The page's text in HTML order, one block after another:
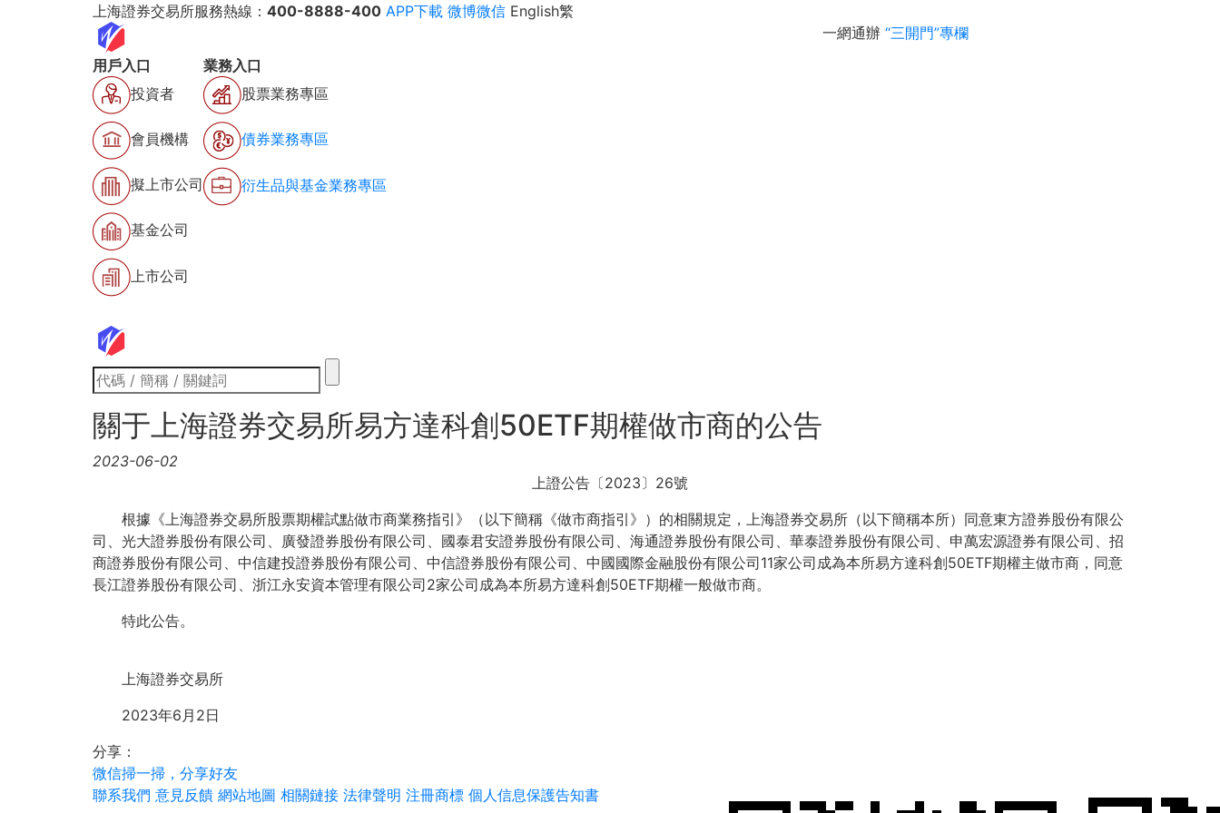
上海證券交易所服務熱線： 400-8888-400 APP下載 微博微信 English繁
一網通辦“三開門”專欄
用戶入口
投資者
會員機構
擬上市公司
基金公司
上市公司
業務入口
股票業務專區
債券業務專區
衍生品與基金業務專區
關于上海證券交易所易方達科創50ETF期權做市商的公告
2023-06-02
上證公告〔2023〕26號
根據《上海證券交易所股票期權試點做市商業務指引》（以下簡稱《做市商指引》）的相關規定，上海證券交易所（以下簡稱本所）同意東方證券股份有限公
司、光大證券股份有限公司、廣發證券股份有限公司、國泰君安證券股份有限公司、海通證券股份有限公司、華泰證券股份有限公司、申萬宏源證券有限公司、招
商證券股份有限公司、中信建投證券股份有限公司、中信證券股份有限公司、中國國際金融股份有限公司11家公司成為本所易方達科創50ETF期權主做市商，同意
長江證券股份有限公司、浙江永安資本管理有限公司2家公司成為本所易方達科創50ETF期權一般做市商。
特此公告。
上海證券交易所
2023年6月2日
分享：
微信掃一掃，分享好友
聯系我們 意見反饋 網站地圖 相關鏈接 法律聲明 注冊商標 個人信息保護告知書